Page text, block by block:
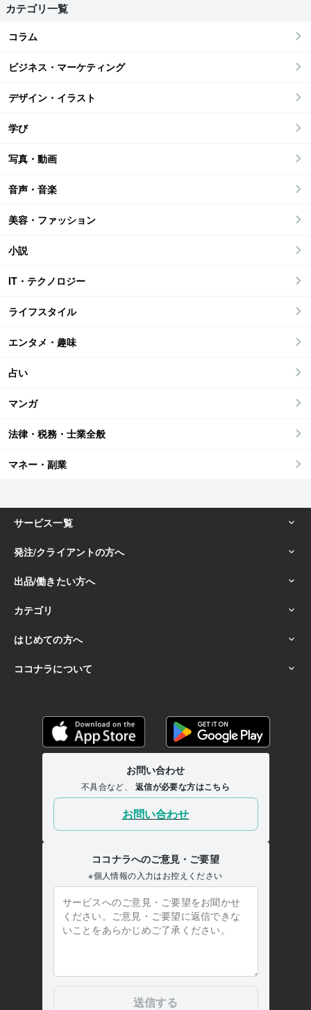
カテゴリ一覧
コラム
ビジネス・マーケティング
デザイン・イラスト
学び
写真・動画
音声・音楽
美容・ファッション
小説
IT・テクノロジー
ライフスタイル
エンタメ・趣味
占い
マンガ
法律・税務・士業全般
マネー・副業